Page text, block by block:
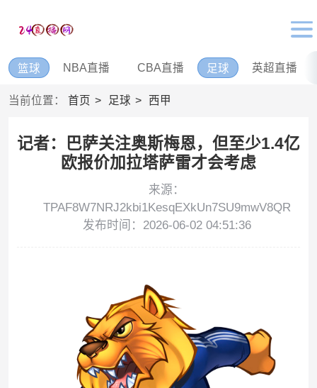
篮球 NBA直播 CBA直播 足球 英超直播
当前位置： 首页 足球 西甲
记者：巴萨关注奥斯梅恩，但至少1.4亿
欧报价加拉塔萨雷才会考虑
来源：
TPAF8W7NRJ2kbi1KesqEXkUn7SU9mwV8QR
发布时间：2026-06-02 04:51:36